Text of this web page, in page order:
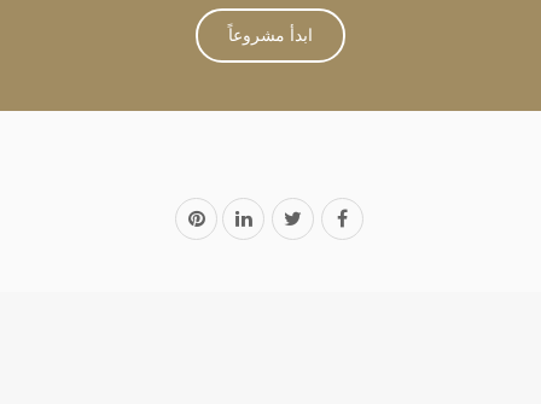
ابدأ مشروعاً